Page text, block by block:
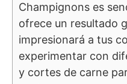
Champignons es
ofrece un resultado
impresionará a tus
experimentar con
y cortes de carne